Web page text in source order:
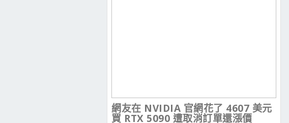
網友在 NVIDIA 官網花了 4607 美元
買 RTX 5090 遭取消訂單還漲價